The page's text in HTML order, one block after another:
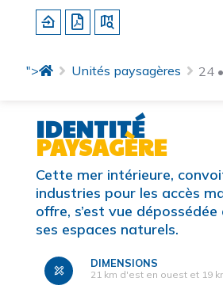
"> Unités paysagères 24
IDENTITÉ
PAYSAGÈRE
Cette mer intérieure,
industries pour les accès
offre, s’est vue
ses espaces naturels.
DIMENSIONS
21 km d'est en ouest et 19